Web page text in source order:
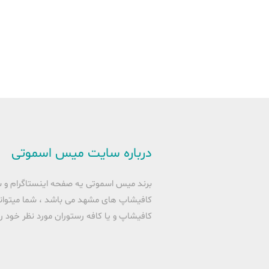
درباره سایت میس اسموتی
برند میس اسموتی یه صفحه
کافیشاپ های مشهد می باشد ، شما
کافیشاپ و یا کافه رستوران مورد نظر خود